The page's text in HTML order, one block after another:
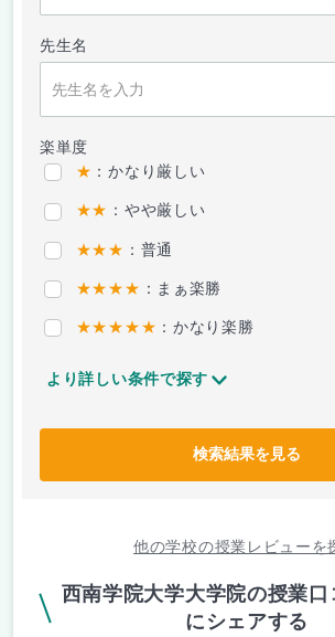
先生名
楽単度
★ ：かなり厳しい
★★ ：やや厳しい
★★★ ：普通
★★★★ ：まぁ楽勝
★★★★★ ：かなり楽勝
より詳しい条件で探す
検索結果を見る
他の学校の授業レビューを
西南学院大学大学院の授業口
にシェアする